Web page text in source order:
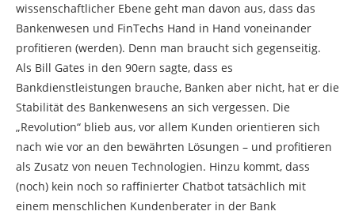
wissenschaftlicher Ebene geht man davon aus, dass das
Bankenwesen und FinTechs Hand in Hand voneinander
profitieren (werden). Denn man braucht sich gegenseitig.
Als Bill Gates in den 90ern sagte, dass es
Bankdienstleistungen brauche, Banken aber nicht, hat er die
Stabilität des Bankenwesens an sich vergessen. Die
„Revolution“ blieb aus, vor allem Kunden orientieren sich
nach wie vor an den bewährten Lösungen – und profitieren
als Zusatz von neuen Technologien. Hinzu kommt, dass
(noch) kein noch so raffinierter Chatbot tatsächlich mit
einem menschlichen Kundenberater in der Bank